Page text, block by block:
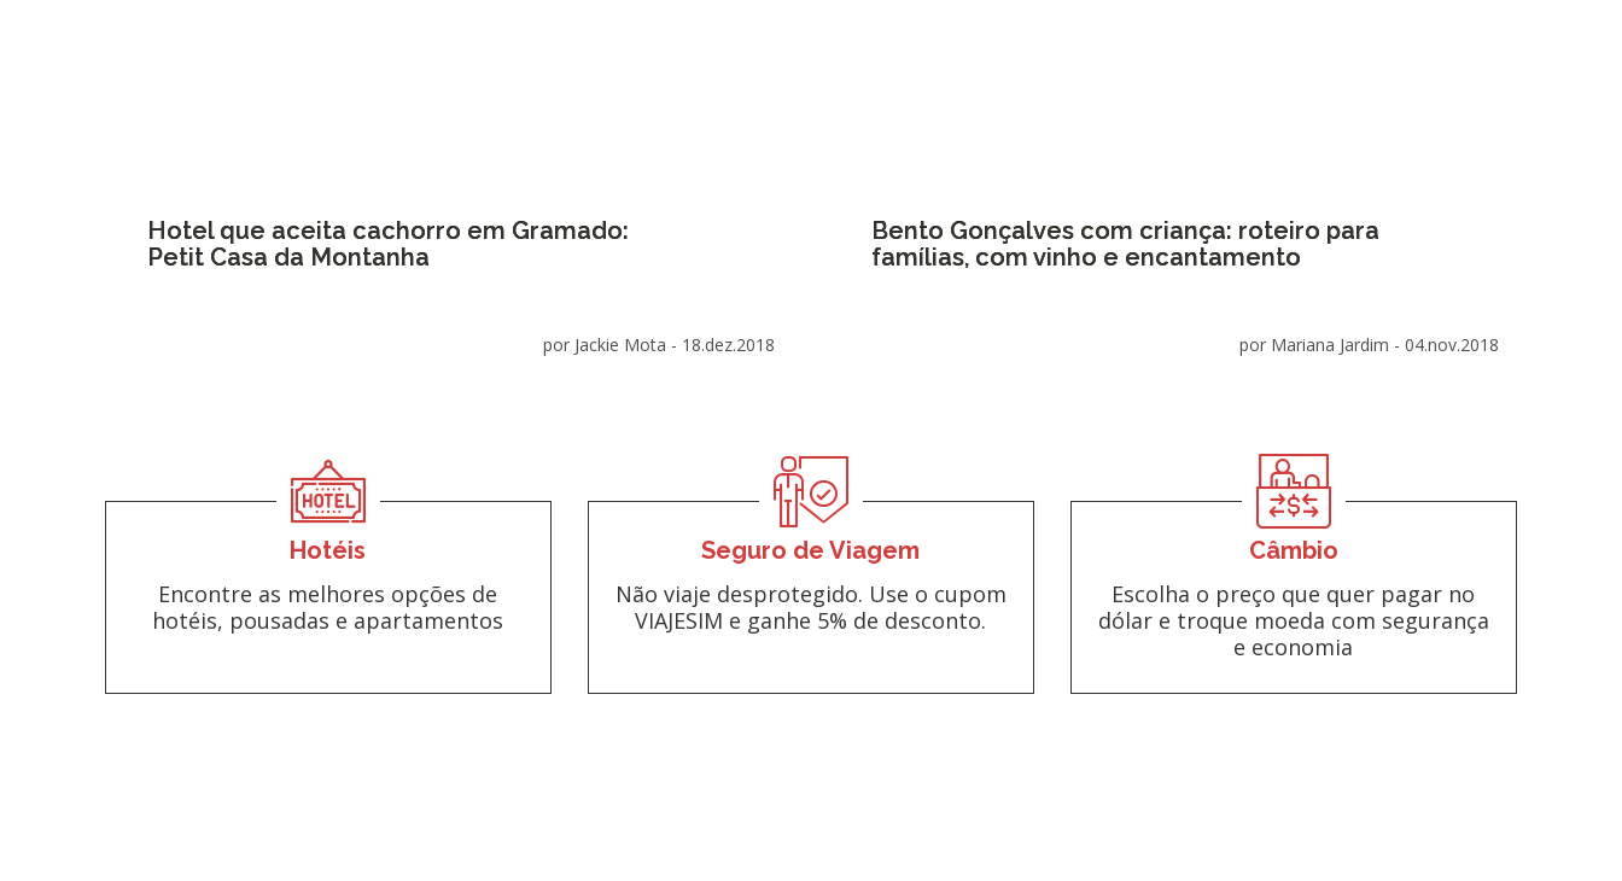
Hotel que aceita cachorro em Gramado:
Petit Casa da Montanha
por Jackie Mota - 18.dez.2018
Bento Gonçalves com criança: roteiro para
famílias, com vinho e encantamento
por Mariana Jardim - 04.nov.2018
Hotéis
Encontre as melhores opções de
hotéis, pousadas e apartamentos
Seguro de Viagem
Não viaje desprotegido. Use o cupom
VIAJESIM e ganhe 5% de desconto.
Câmbio
Escolha o preço que quer pagar no
dólar e troque moeda com segurança
e economia